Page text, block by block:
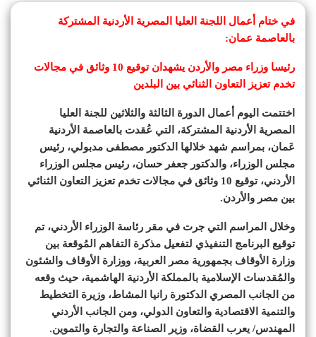
في ختام أعمال اللجنة العليا المصرية الأردنية المشتركة
بالعاصمة عمان:
رئيسا وزراء مصر والأردن يشهدان توقيع 10 وثائق في مجالات
تخدم تعزيز التعاون الثنائي بين البلدين
اختتمت اليوم أعمال الدورة الثالثة والثلاثين للجنة العليا
المصرية الأردنية المشتركة، التي عُقدت بالعاصمة الأردنية
عَمان، بمراسم شهد خلالها الدكتور مصطفى مدبولي، رئيس
مجلس الوزراء، والدكتور جعفر حسان، رئيس مجلس الوزراء
الأردني، توقيع 10 وثائق في مجالات تخدم تعزيز التعاون الثنائي
بين مصر والأردن.
وخلال المراسم التي جرت في مقر رئاسة الوزراء الأردني، تم
توقيع البرنامج التنفيذي لتفعيل مذكرة التفاهم المُوقعة بين
وزارة الأوقاف بجمهورية مصر العربية، ووزارة الأوقاف والشئون
والمُقدسات الإسلامية بالمملكة الأردنية الهاشمية، حيث وقعه
من الجانب المصري الدكتورة رانيا المشاط، وزيرة التخطيط
والتنمية الاقتصادية والتعاون الدولي، ومن الجانب الأردني
المهندس/ يعرب القضاة، وزير الصناعة والتجارة والتموين.